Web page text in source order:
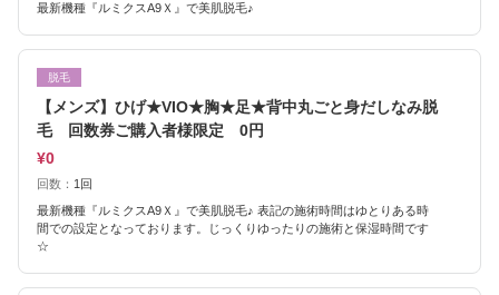
最新機種『ルミクスA9Ｘ』で美肌脱毛♪
脱毛
【メンズ】ひげ★VIO★胸★足★背中丸ごと身だしなみ脱
毛 回数券ご購入者様限定 0円
¥0
回数： 1回
最新機種『ルミクスA9Ｘ』で美肌脱毛♪ 表記の施術時間はゆとりある時
間での設定となっております。じっくりゆったりの施術と保湿時間です
☆